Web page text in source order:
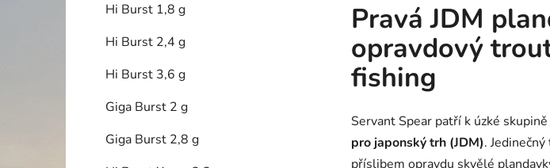
Hi Burst 1,8 g
Hi Burst 2,4 g
Hi Burst 3,6 g
Giga Burst 2 g
Giga Burst 2,8 g
Pravá JDM
opravdový
fishing
Servant Spear patří k úzké
pro japonský trh (JDM).
příslibem opravdu skvělé